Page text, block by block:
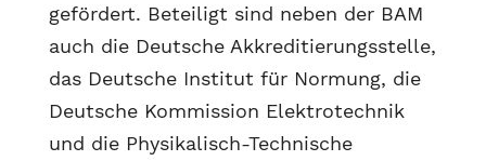
gefördert. Beteiligt sind neben der BAM
auch die Deutsche Akkreditierungsstelle,
das Deutsche Institut für Normung, die
Deutsche Kommission Elektrotechnik
und die Physikalisch-Technische